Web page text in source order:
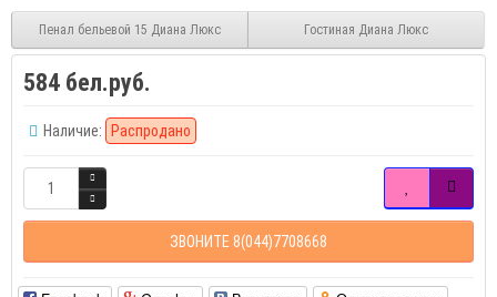
Пенал бельевой 15 Диана Люкс Гостиная Диана Люкс
584 бел.руб.
Наличие: Распродано
ЗВОНИТЕ 8(044)7708668